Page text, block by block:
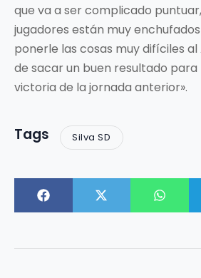
que va a ser complicado
jugadores están muy
ponerle las cosas muy difíciles
de sacar un buen resultado
victoria de la jornada anterior».
Tags Silva SD